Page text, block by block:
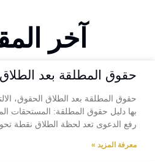
آخر
حقوق المطلقة بعد الطلاق
حقوق المطلقة بعد الطلاق الحقوق،
بها دليل حقوق المطلقة: المستحقات
رفع الدعوى تعد لحظة الطلاق نقطة
معرفة المزيد »